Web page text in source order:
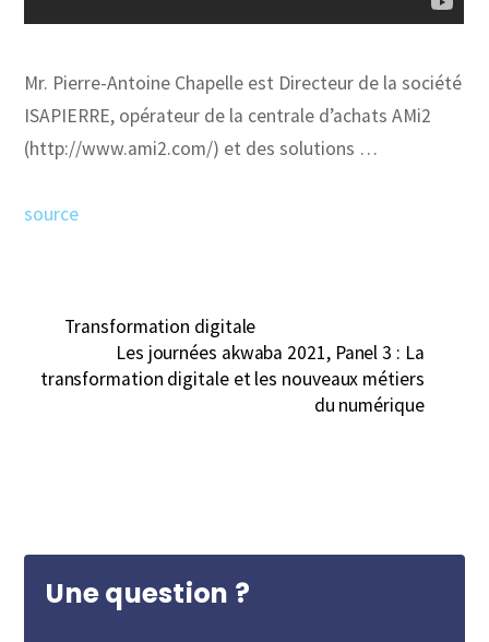
Mr. Pierre-Antoine Chapelle est Directeur de la société
ISAPIERRE, opérateur de la centrale d’achats AMi2
(http://www.ami2.com/) et des solutions …
source
Transformation digitale
Les journées akwaba 2021, Panel 3 : La
transformation digitale et les nouveaux métiers
du numérique
Une question ?